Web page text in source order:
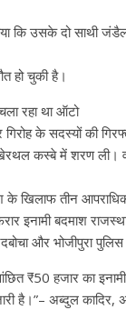
कि उसके दो साथी
हो चुकी है।
रहा था ऑटो
गिरोह के सदस्यों की
कस्बे में शरण ली।
के खिलाफ तीन
इनामी बदमाश
और भोजीपुरा पुलिस
₹50 हजार का
है।”– अब्दुल